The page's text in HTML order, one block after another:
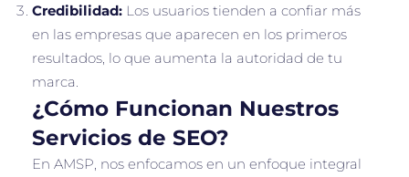
Credibilidad: Los usuarios tienden a confiar más
en las empresas que aparecen en los primeros
resultados, lo que aumenta la autoridad de tu
marca.
¿Cómo Funcionan Nuestros
Servicios de SEO?
En AMSP, nos enfocamos en un enfoque integral